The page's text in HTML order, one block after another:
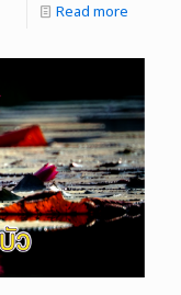
Read more